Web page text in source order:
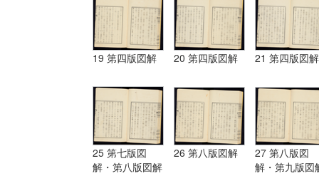
19 第四版図解 20 第四版図解 21 第四版図解
25 第七版図
解・第八版図解
26 第八版図解
27 第八版図
解・第九版図